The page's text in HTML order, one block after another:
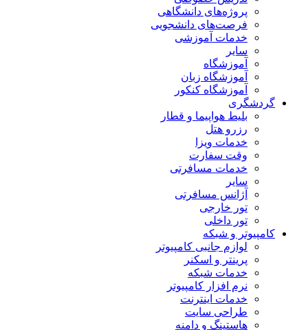
پروژه‌های دانشگاهی
فرصت‌های دانشجویی
خدمات آموزشی
سایر
آموزشگاه
آموزشگاه زبان
آموزشگاه کنکور
گردشگری
بلیط هواپیما و قطار
رزرو هتل
خدمات ویزا
وقت سفارت
خدمات مسافرتی
سایر
آژانس مسافرتی
تور خارجی
تور داخلی
کامپیوتر و شبکه
لوازم جانبی کامپیوتر
پرینتر و اسکنر
خدمات شبکه
نرم افزار کامپیوتر
خدمات اینترنت
طراحی سایت
هاستینگ و دامنه